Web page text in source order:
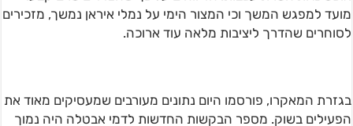
מועד למפגש המשך וכי המצור הימי על נמלי איראן נמשך, מזכירים
לסוחרים שהדרך ליציבות מלאה עוד ארוכה.
בגזרת המאקרו, פורסמו היום נתונים מעורבים שמעסיקים מאוד את
הפעילים בשוק. מספר הבקשות החדשות לדמי אבטלה היה נמוך